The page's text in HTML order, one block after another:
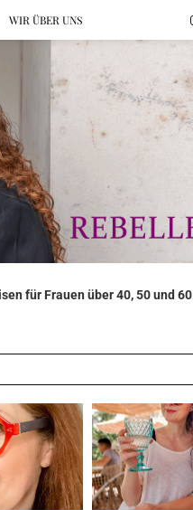
WIR ÜBER UNS
für Frauen über 40, 50 und 60